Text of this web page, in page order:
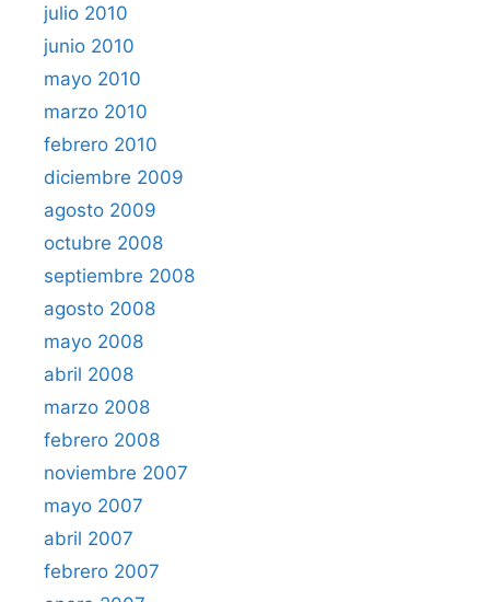
julio 2010
junio 2010
mayo 2010
marzo 2010
febrero 2010
diciembre 2009
agosto 2009
octubre 2008
septiembre 2008
agosto 2008
mayo 2008
abril 2008
marzo 2008
febrero 2008
noviembre 2007
mayo 2007
abril 2007
febrero 2007